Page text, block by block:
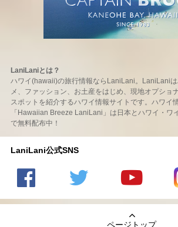
LaniLaniとは？
ハワイ(hawaii)の旅行情報ならLaniLani。LaniLani
メ、ファッション、お土産をはじめ、現地オプショ
スポットを紹介するハワイ情報サイトです。ハワイ
「Hawaiian Breeze LaniLani」は日本とハワイ・ワ
で無料配布中！
LaniLani公式SNS
の
のtwitter
の
Youtube
ページトップ